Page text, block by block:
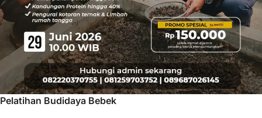
Pelatihan Budidaya Bebek